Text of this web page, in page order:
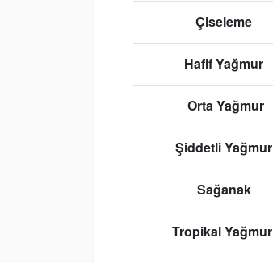
Çiseleme
Hafif Yağmur
Orta Yağmur
Şiddetli Yağmur
Sağanak
Tropikal Yağmur